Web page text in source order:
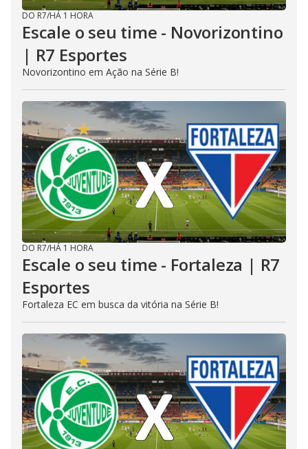
DO R7/HÁ 1 HORA
Escale o seu time - Novorizontino
| R7 Esportes
Novorizontino em Ação na Série B!
DO R7/HÁ 1 HORA
Escale o seu time - Fortaleza | R7
Esportes
Fortaleza EC em busca da vitória na Série B!